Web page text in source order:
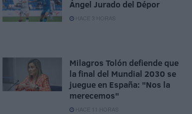
Ángel Jurado del Dépor
HACE 3 HORAS
Milagros Tolón defiende que
la final del Mundial 2030 se
juegue en España: "Nos la
merecemos"
HACE 11 HORAS